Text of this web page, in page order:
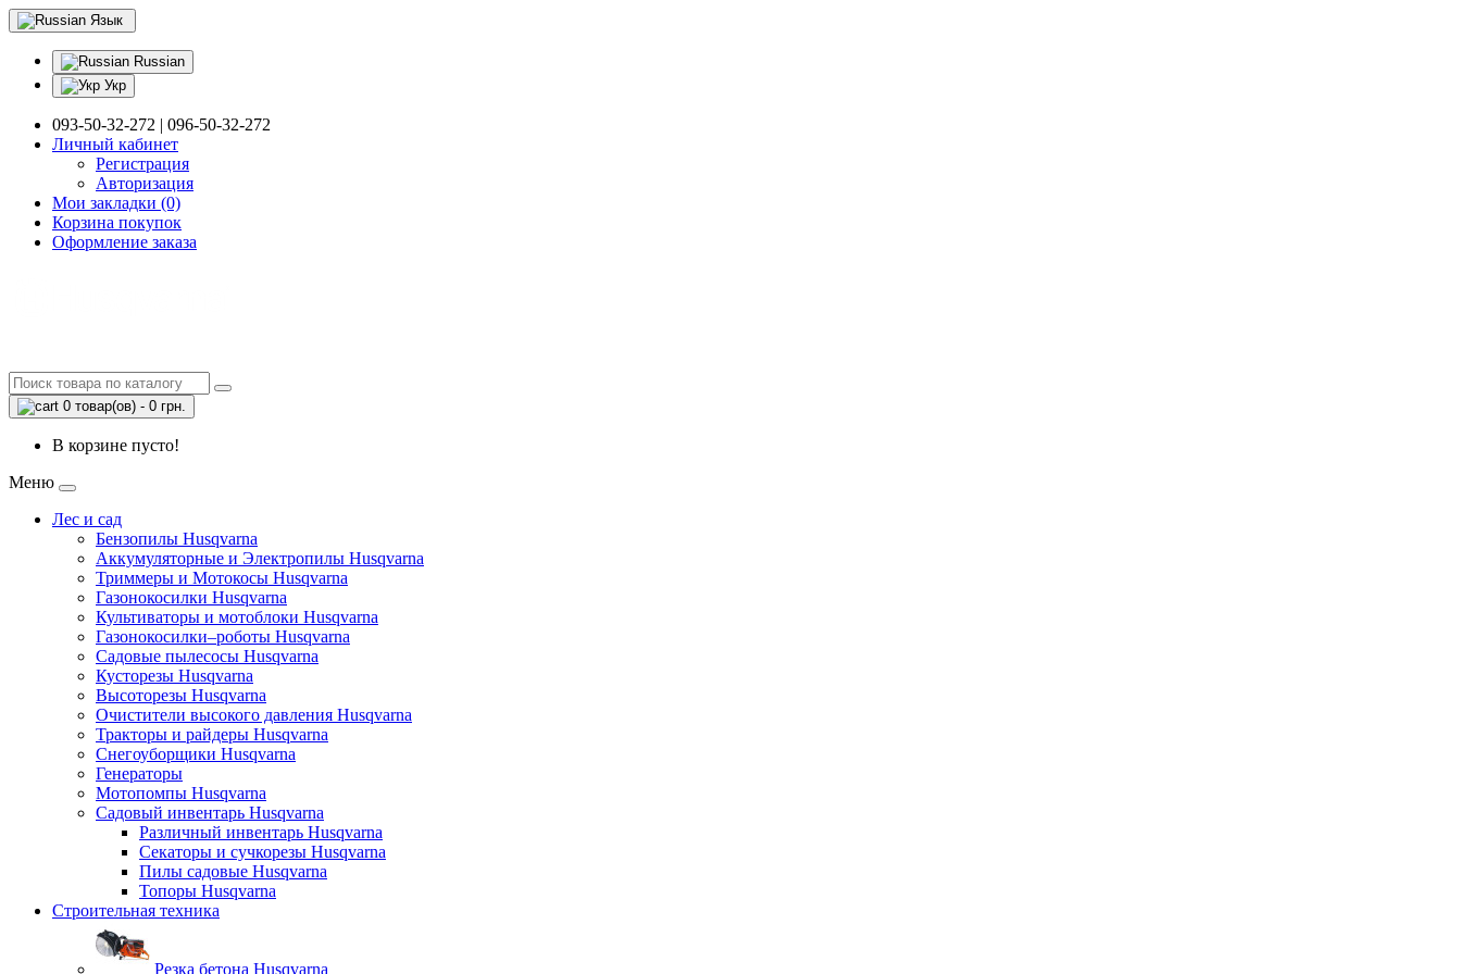
Язык
Russian
Укр
093-50-32-272 | 096-50-32-272
Личный кабинет
Регистрация
Авторизация
Мои закладки (0)
Корзина покупок
Оформление заказа
0 товар(ов) - 0 грн.
В корзине пусто!
Меню
Лес и сад
Бензопилы Husqvarna
Аккумуляторные и Электропилы Нusqvarna
Триммеры и Мотокосы Нusqvarna
Газонокосилки Husqvarna
Культиваторы и мотоблоки Husqvarna
Газонокосилки–роботы Husqvarna
Садовые пылесосы Husqvarna
Кусторезы Husqvarna
Высоторезы Husqvarna
Очистители высокого давления Husqvarna
Тракторы и райдеры Husqvarna
Снегоуборщики Husqvarna
Генераторы
Мотопомпы Husqvarna
Садовый инвентарь Husqvarna
Различный инвентарь Husqvarna
Секаторы и сучкорезы Husqvarna
Пилы садовые Husqvarna
Топоры Husqvarna
Строительная техника
Резка бетона Husqvarna